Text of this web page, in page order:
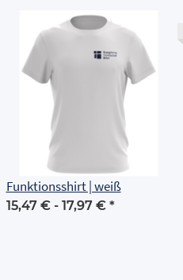
Funktionsshirt | weiß
15,47 € - 17,97 € *